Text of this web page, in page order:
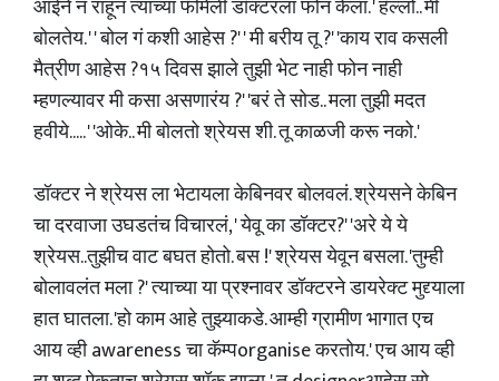
आईने न राहून त्यांच्या फॅमिली डॉक्टरला फोन केला. ' हॅल्लो.. मी
बोलतेय. ' ' बोल गं कशी आहेस ?' ' मी बरीय तू ?' 'काय राव कसली
मैत्रीण आहेस ?१५ दिवस झाले तुझी भेट नाही फोन नाही
म्हणल्यावर मी कसा असणारंय ?' 'बरं ते सोड.. मला तुझी मदत
हवीये..... ' 'ओके.. मी बोलतो श्रेयस शी. तू काळजी करू नको.'
डॉक्टर ने श्रेयस ला भेटायला केबिनवर बोलवलं. श्रेयसने केबिन
चा दरवाजा उघडतंच विचारलं, ' येवू का डॉक्टर?' 'अरे ये ये
श्रेयस..तुझीच वाट बघत होतो. बस !' श्रेयस येवून बसला. 'तुम्ही
बोलावलंत मला ?' त्याच्या या प्रश्नावर डॉक्टरने डायरेक्ट मुद्द्याला
हात घातला. 'हो काम आहे तुझ्याकडे. आम्ही ग्रामीण भागात एच
आय व्ही awareness चा कॅम्पorganise करतोय.' एच आय व्ही